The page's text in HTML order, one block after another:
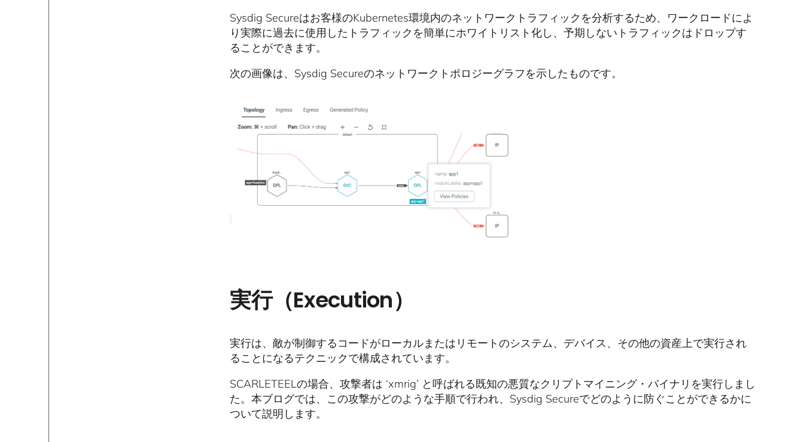
Sysdig Secureはお客様のKubernetes環境内のネットワークトラフィックを分析するため、ワークロードによ
り実際に過去に使用したトラフィックを簡単にホワイトリスト化し、予期しないトラフィックはドロップす
ることができます。
次の画像は、Sysdig Secureのネットワークトポロジーグラフを示したものです。
実行（Execution）
実行は、敵が制御するコードがローカルまたはリモートのシステム、デバイス、その他の資産上で実行され
ることになるテクニックで構成されています。
SCARLETEELの場合、攻撃者は ‘xmrig’ と呼ばれる既知の悪質なクリプトマイニング・バイナリを実行しまし
た。本ブログでは、この攻撃がどのような手順で行われ、Sysdig Secureでどのように防ぐことができるかに
ついて説明します。